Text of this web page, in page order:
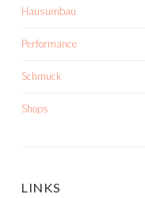
Hausumbau
Performance
Schmuck
Shops
LINKS